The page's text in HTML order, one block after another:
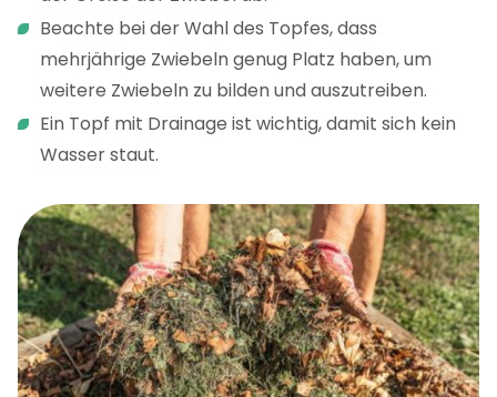
Beachte bei der Wahl des Topfes, dass
mehrjährige Zwiebeln genug Platz haben, um
weitere Zwiebeln zu bilden und auszutreiben.
Ein Topf mit Drainage ist wichtig, damit sich kein
Wasser staut.